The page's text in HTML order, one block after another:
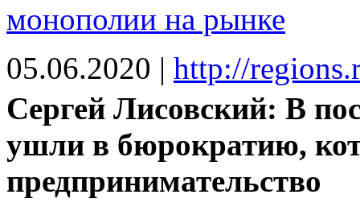
монополии на рынке
05.06.2020 | http://
Сергей Лисовский: В
ушли в бюрократию,
предпринимательство